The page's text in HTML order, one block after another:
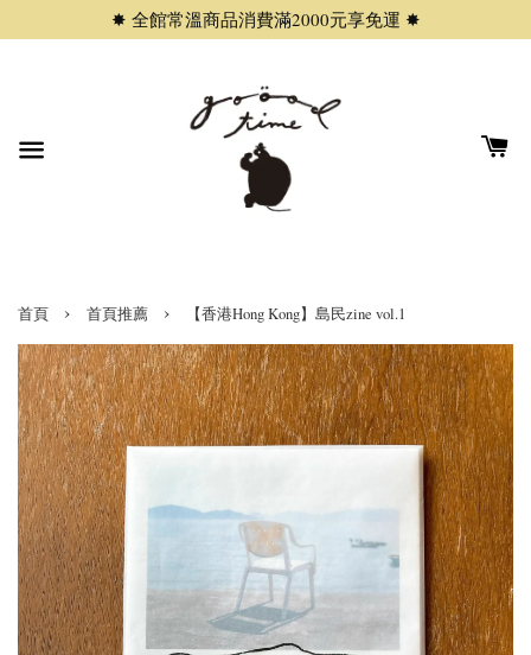
✸ 全館常溫商品消費滿2000元享免運 ✸
首頁 › 首頁推薦 › 【香港Hong Kong】島民zine vol.1